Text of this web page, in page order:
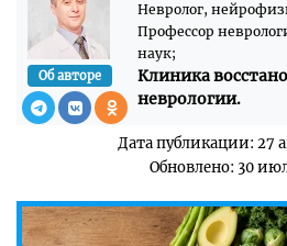
Невролог,
Профессор
наук;
Клиника
неврологии.
Об авторе
Дата публикации: 27
Обновлено: 30